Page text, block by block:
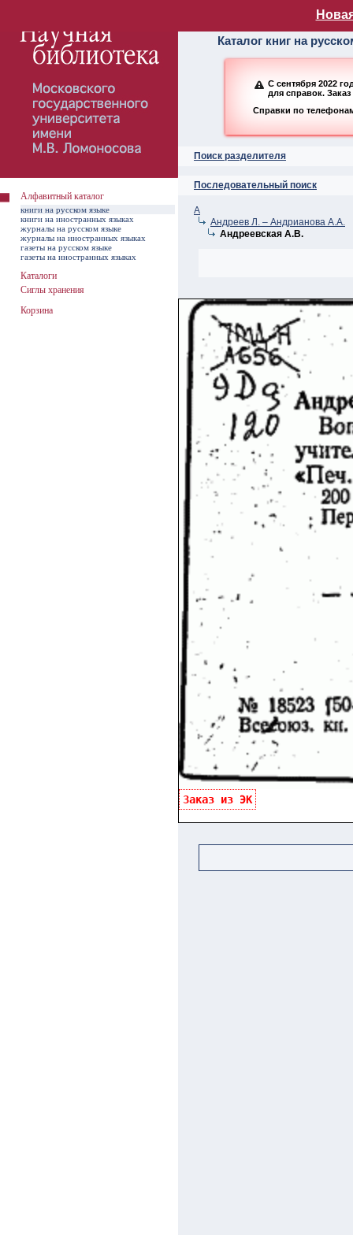
Алфавитный
Каталог книг на
С сентября 2022
для справок.
Справки по
Поиск разделителя
Последовательный поиск
А
Андреев Л. – Андрианова А.А.
Андреевская А.В.
Заказ из ЭК
Алфавитный каталог
книги на русском языке
книги на иностранных языках
журналы на русском языке
журналы на иностранных языках
газеты на русском языке
газеты на иностранных языках
Каталоги
Сиглы хранения
Корзина